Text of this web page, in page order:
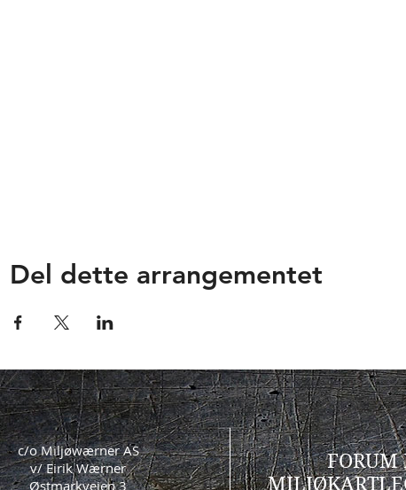
Del dette arrangementet
c/o Miljøwærner AS
v/ Eirik Wærner
Østmarkveien 3
FORUM